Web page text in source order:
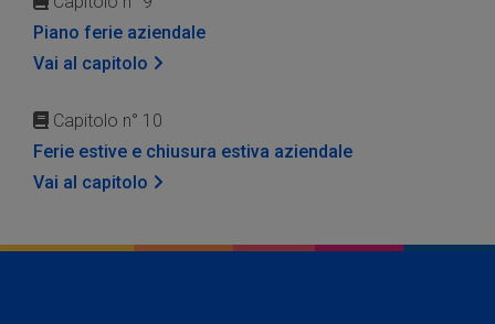
Piano ferie aziendale
Vai al capitolo
Capitolo n° 10
Ferie estive e chiusura estiva aziendale
Vai al capitolo